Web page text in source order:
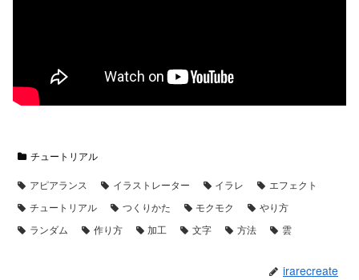
チュートリアル
アピアランス イラストレーター イラレ
エフェクト
チュートリアル
つくりかた モクモク
やり方
ランダム
作り方 加工 文字 方法 雲
irarecreate